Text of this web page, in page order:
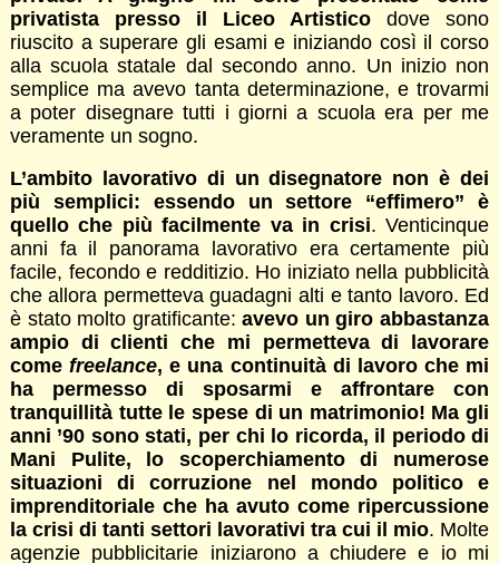
privatista presso il Liceo Artistico dove sono
riuscito a superare gli esami e iniziando così il corso
alla scuola statale dal secondo anno. Un inizio non
semplice ma avevo tanta determinazione, e trovarmi
a poter disegnare tutti i giorni a scuola era per me
veramente un sogno.
L’ambito lavorativo di un disegnatore non è dei
più semplici: essendo un settore “effimero” è
quello che più facilmente va in crisi. Venticinque
anni fa il panorama lavorativo era certamente più
facile, fecondo e redditizio. Ho iniziato nella pubblicità
che allora permetteva guadagni alti e tanto lavoro. Ed
è stato molto gratificante:avevo un giro abbastanza
ampio di clienti che mi permetteva di lavorare
comefreelance, e una continuità di lavoro che mi
ha permesso di sposarmi e affrontare con
tranquillità tutte le spese di un matrimonio! Ma gli
anni ’90 sono stati, per chi lo ricorda, il periodo di
Mani Pulite, lo scoperchiamento di numerose
situazioni di corruzione nel mondo politico e
imprenditoriale che ha avuto come ripercussione
la crisi di tanti settori lavorativi tra cui il mio. Molte
agenzie pubblicitarie iniziarono a chiudere e io mi